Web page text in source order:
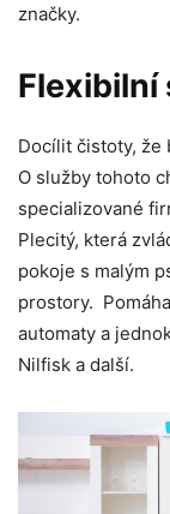
značky.
Flexibilní
Docílit čistoty, že
O služby tohoto
specializované
Plecitý, která
pokoje s malým
prostory.
automaty a
Nilfisk a další.